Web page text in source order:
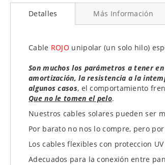
al
comienzo
galería
imágenes
Detalles
Cable ROJO unipolar (un solo hilo)
Son muchos los parámetros a tener
amortización, la resistencia a la
algunos casos, el comportamiento
Que no le tomen el pelo.
Nuestros cables solares pueden ser
Por barato no nos lo compre, pero
Los cables flexibles con proteccion
Adecuados para la conexión entre
Más Información